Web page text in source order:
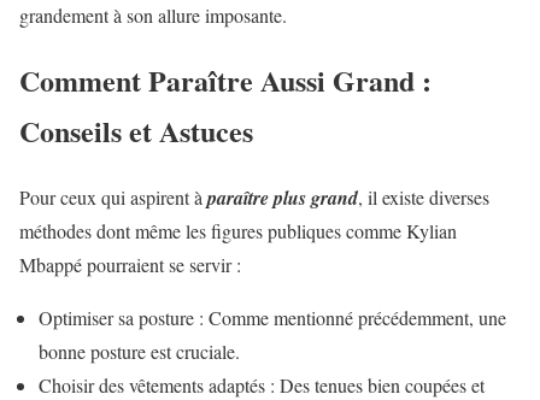
grandement à son allure imposante.
Comment Paraître Aussi Grand :
Conseils et Astuces
Pour ceux qui aspirent àparaître plus grand, il existe diverses
méthodes dont même les figures publiques comme Kylian
Mbappé pourraient se servir :
Optimiser sa posture : Comme mentionné précédemment, une
bonne posture est cruciale.
Choisir des vêtements adaptés : Des tenues bien coupées et